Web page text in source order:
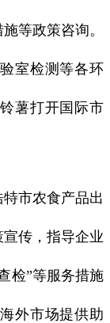
等政策咨询。
室检测等各环
薯打开国际市
市农食产品出
传，指导企业
检”等服务措施
外市场提供助